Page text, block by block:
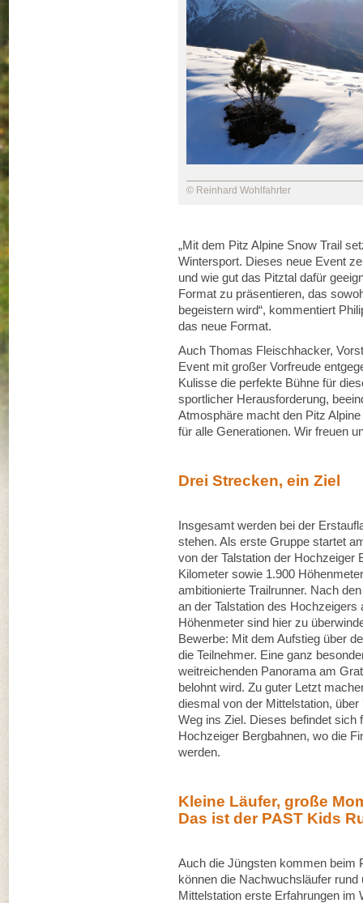
© Reinhard Wohlfahrter
„Mit dem Pitz Alpine Snow Trail
Wintersport. Dieses neue Event
und wie gut das Pitztal dafür
Format zu präsentieren, das
begeistern wird“, kommentiert
das neue Format.
Auch Thomas Fleischhacker,
Event mit großer Vorfreude
Kulisse die perfekte Bühne für
sportlicher Herausforderung,
Atmosphäre macht den Pitz
für alle Generationen. Wir freuen
Drei Strecken, ein Ziel
Insgesamt werden bei der
stehen. Als erste Gruppe startet
von der Talstation der Hochzeiger
Kilometer sowie 1.900
ambitionierte Trailrunner. Nach
an der Talstation des
Höhenmeter sind hier zu
Bewerbe: Mit dem Aufstieg über
die Teilnehmer. Eine ganz
weitreichenden Panorama am
belohnt wird. Zu guter Letzt
diesmal von der Mittelstation,
Weg ins Ziel. Dieses befindet sich
Hochzeiger Bergbahnen, wo die
werden.
Kleine Läufer, große
Das ist der PAST Kids
Auch die Jüngsten kommen beim
können die Nachwuchsläufer
Mittelstation erste Erfahrungen im